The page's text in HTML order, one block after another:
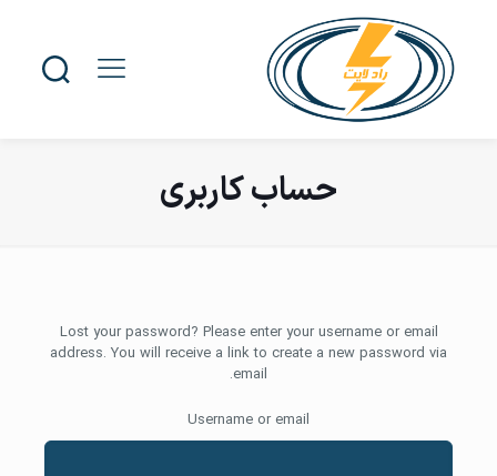
حساب کاربری
Lost your password? Please enter your username or email
address. You will receive a link to create a new password via
email.
Username or email